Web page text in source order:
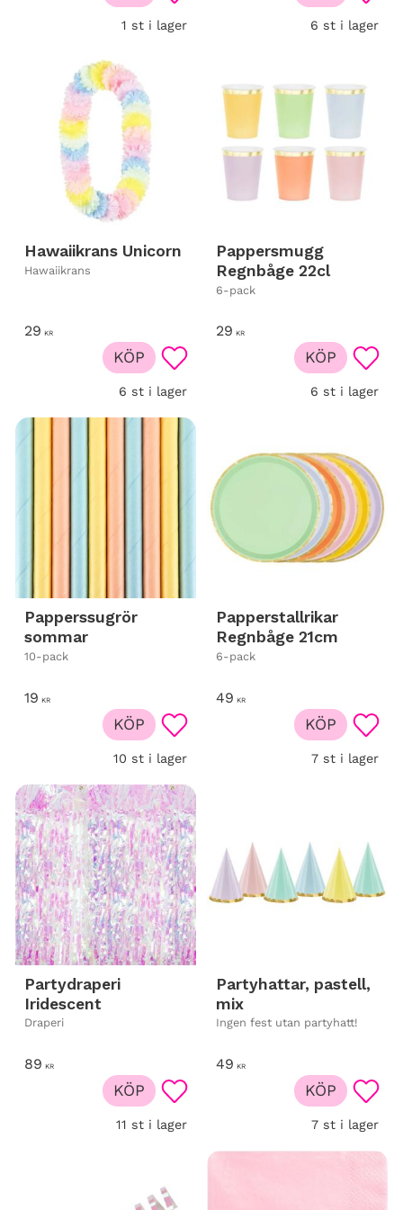
1 st i lager 6 st i lager
Hawaiikrans Unicorn
Hawaiikrans
29 KR
Lägg till i favoriter
6 st i lager
KÖP
Pappersmugg
Regnbåge 22cl
6-pack
29 KR
6 st i lager
KÖP
Papperssugrör
sommar
10-pack
19 KR
Lägg till i favoriter
10 st i lager
KÖP
Papperstallrikar
Regnbåge 21cm
6-pack
49 KR
7 st i lager
KÖP
Partydraperi
Iridescent
Draperi
89 KR
Lägg till i favoriter
11 st i lager
KÖP
Partyhattar, pastell,
mix
Ingen fest utan partyhatt!
49 KR
7 st i lager
KÖP